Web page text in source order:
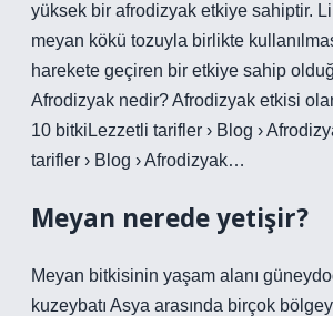
yüksek bir afrodizyak etkiye sahiptir.
meyan kökü tozuyla birlikte
harekete geçiren bir etkiye sahip
Afrodizyak nedir? Afrodizyak etkisi
10 bitkiLezzetli tarifler › Blog ›
tarifler › Blog › Afrodizyak…
Meyan nerede yetişir?
Meyan bitkisinin yaşam alanı
kuzeybatı Asya arasında birçok